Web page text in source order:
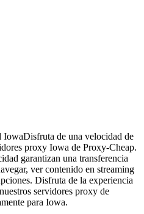
IowaDisfruta de una velocidad de
proxy Iowa de Proxy-Cheap.
garantizan una transferencia
ver contenido en streaming
Disfruta de la experiencia
servidores proxy de
para Iowa.